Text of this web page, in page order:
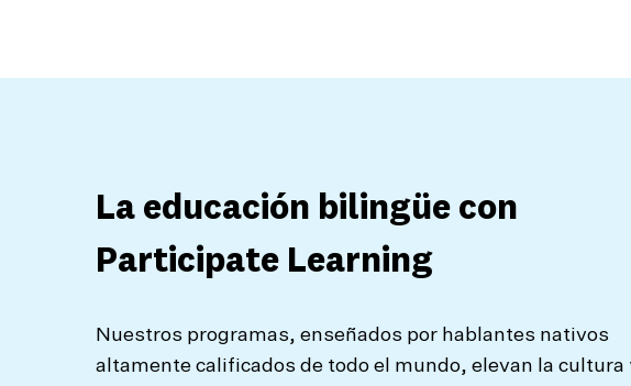
La educación bilingüe con
Participate Learning
Nuestros programas, enseñados por hablantes nativos
altamente calificados de todo el mundo, elevan la cultura